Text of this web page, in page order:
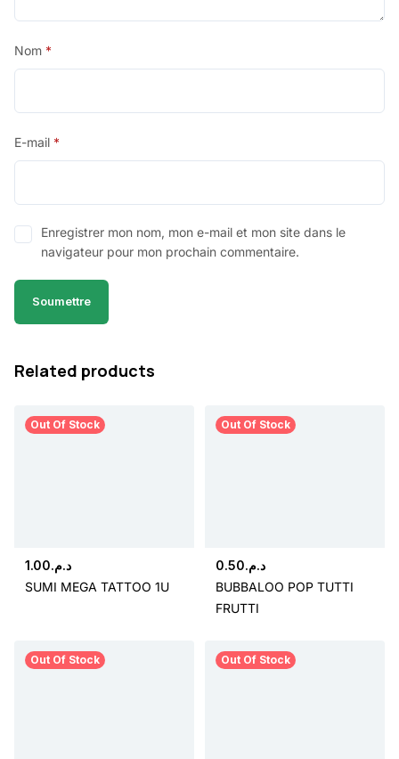
Nom *
E-mail *
Enregistrer mon nom, mon e-mail et mon site dans le
navigateur pour mon prochain commentaire.
Related products
Out Of Stock
د.م.1.00
SUMI MEGA TATTOO 1U
Out Of Stock
د.م.0.50
BUBBALOO POP TUTTI
FRUTTI
Out Of Stock Out Of Stock